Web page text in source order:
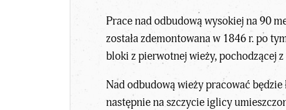
Prace nad odbudową wysokiej na 90
została zdemontowana w 1846 r. po
bloki z pierwotnej wieży, pochodzącej
Nad odbudowąwieżypracować będzie
następnie na szczycie iglicy